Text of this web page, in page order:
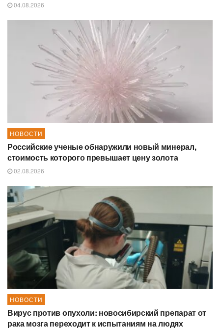
04.08.2026
НОВОСТИ
Российские ученые обнаружили новый минерал,
стоимость которого превышает цену золота
02.08.2026
НОВОСТИ
Вирус против опухоли: новосибирский препарат от
рака мозга переходит к испытаниям на людях